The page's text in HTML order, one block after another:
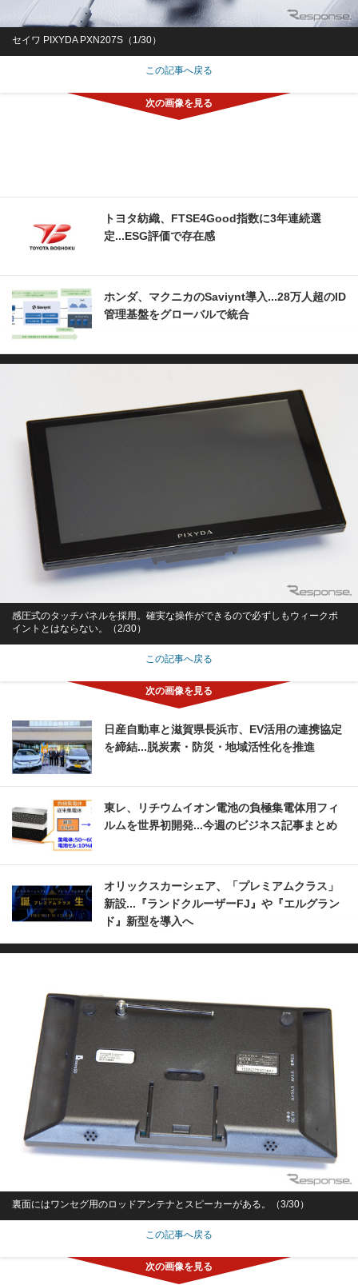
セイワ PIXYDA PXN207S（1/30）
この記事へ戻る
トヨタ紡織、FTSE4Good指数に3年連続選
定...ESG評価で存在感
ホンダ、マクニカのSaviynt導入...28万人超のID
管理基盤をグローバルで統合
感圧式のタッチパネルを採用。確実な操作ができるので必ずしもウィークポ
イントとはならない。（2/30）
この記事へ戻る
日産自動車と滋賀県長浜市、EV活用の連携協定
を締結...脱炭素・防災・地域活性化を推進
東レ、リチウムイオン電池の負極集電体用フィ
ルムを世界初開発...今週のビジネス記事まとめ
オリックスカーシェア、「プレミアムクラス」
新設...『ランドクルーザーFJ』や『エルグラン
ド』新型を導入へ
裏面にはワンセグ用のロッドアンテナとスピーカーがある。（3/30）
この記事へ戻る